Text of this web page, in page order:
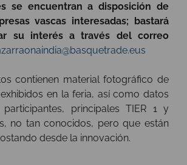
se encuentran a disposición de
vascas interesadas; bastará
su interés a través del correo
contienen material fotográfico de
en la feria, así como datos
principales TIER 1 y
no tan conocidos, pero que están
desde la innovación.